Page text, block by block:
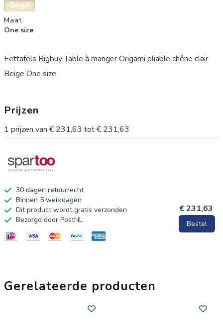
Beige
Maat
One size
Eettafels Bigbuy Table à manger Origami pliable chêne clair
Beige One size.
Prijzen
1 prijzen van € 231,63 tot€ 231,63
30 dagen retourrecht
Binnen 5 werkdagen
Dit product wordt gratis verzonden
Bezorgd door PostNL
€ 231,63
Bestel
Gerelateerde producten